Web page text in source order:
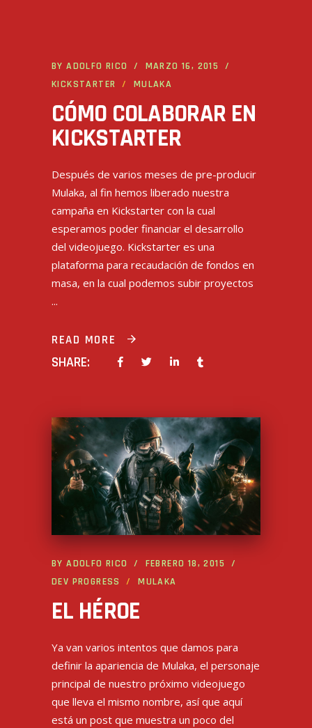
BYADOLFO RICO
MARZO 16, 2015
KICKSTARTER
MULAKA
CÓMO COLABORAR EN
KICKSTARTER
Después de varios meses de pre-producir
Mulaka, al fin hemos liberado nuestra
campaña en Kickstarter con la cual
esperamos poder financiar el desarrollo
del videojuego. Kickstarter es una
plataforma para recaudación de fondos en
masa, en la cual podemos subir proyectos
READ MORE
SHARE:
BYADOLFO RICO
FEBRERO 18, 2015
DEV PROGRESS
MULAKA
EL HÉROE
Ya van varios intentos que damos para
definir la apariencia de Mulaka, el personaje
principal de nuestro próximo videojuego
que lleva el mismo nombre, así que aquí
está un post que muestra un poco del